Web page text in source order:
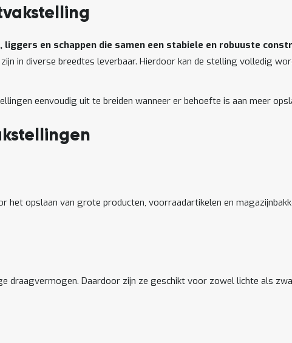
en schappen die samen een stabiele en robuuste
in diverse breedtes leverbaar. Hierdoor kan de stelling volledig
eenvoudig uit te breiden wanneer er behoefte is aan meer
het opslaan van grote producten, voorraadartikelen en
draagvermogen. Daardoor zijn ze geschikt voor zowel lichte als